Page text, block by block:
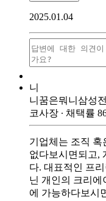
2025.01.04
니
니꿈은뭐니 삼성전
코사장 ∙ 채택률
기업체는 조직
없다보시면되고,
다. 대표적인 프
닌 개인의 크리에
에 가능하다보시